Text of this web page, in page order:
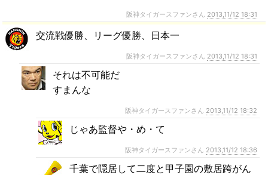
阪神タイガースファンさん 2013,11/12 18:31
交流戦優勝、リーグ優勝、日本一
阪神タイガースファンさん 2013,11/12 18:31
それは不可能だ
すまんな
阪神タイガースファンさん 2013,11/12 18:32
じゃあ監督や・め・て
阪神タイガースファンさん 2013,11/12 18:36
千葉で隠居して二度と甲子園の敷居跨がん